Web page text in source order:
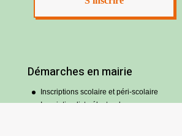
Démarches en mairie
Inscriptions scolaire et péri-scolaire
Inscription liste électorale